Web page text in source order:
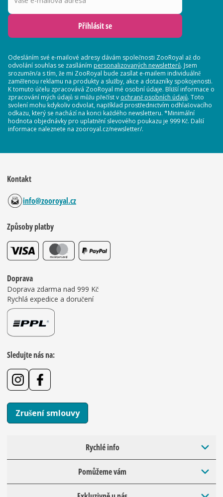
Přihlásit se
Odesláním své e-mailové adresy dávám společnosti ZooRoyal až do
odvolání souhlas se zasíláním personalizovaných newsletterů. Jsem
srozuměn/a s tím, že mi ZooRoyal bude zasílat e-mailem individuálně
zaměřenou reklamu na produkty a služby, akce a dotazníky spokojenosti.
K tomuto účelu zpracovává ZooRoyal mé osobní údaje. Bližší informace o
zpracování mých údajů si můžu přečíst v ochraně osobních údajů. Toto
svolení mohu kdykoliv odvolat, například prostřednictvím odhlašovacího
odkazu, který se nachází na konci každého newsletteru. *Minimální
hodnota objednávky pro uplatnění slevového poukazu je 999 Kč. Další
informace naleznete na zooroyal.cz/newsletter/.
Kontakt
info@zooroyal.cz
Způsoby platby
Doprava
Doprava zdarma nad 999 Kč
Rychlá expedice a doručení
Sledujte nás na:
Zrušení smlouvy
Rychlé info
Pomůžeme vám